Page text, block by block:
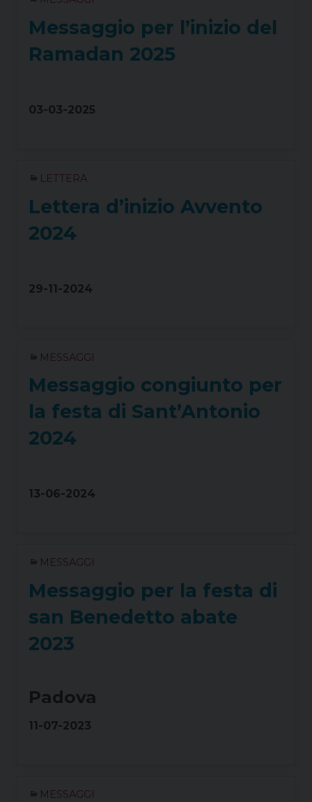
Messaggio per l’inizio del
Ramadan 2025
03-03-2025
LETTERA
Lettera d’inizio Avvento
2024
29-11-2024
MESSAGGI
Messaggio congiunto per
la festa di Sant’Antonio
2024
13-06-2024
MESSAGGI
Messaggio per la festa di
san Benedetto abate
2023
Padova
11-07-2023
MESSAGGI